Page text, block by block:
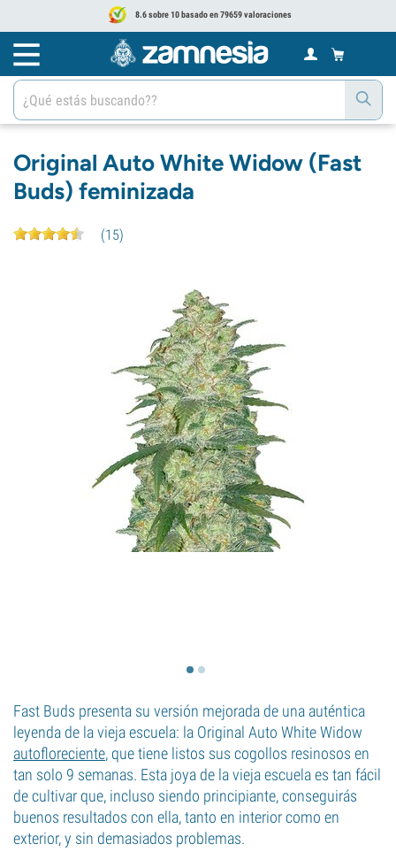
8.6 sobre 10 basado en 79659 valoraciones
Original Auto White Widow (Fast
Buds) feminizada
(15)
Fast Buds presenta su versión mejorada de una auténtica
leyenda de la vieja escuela: la Original Auto White Widow
autofloreciente, que tiene listos sus cogollos resinosos en
tan solo 9 semanas. Esta joya de la vieja escuela es tan fácil
de cultivar que, incluso siendo principiante, conseguirás
buenos resultados con ella, tanto en interior como en
exterior, y sin demasiados problemas.